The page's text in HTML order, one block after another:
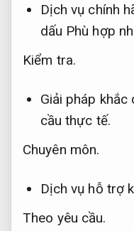
Dịch vụ chính
dấu Phù hợp
Kiểm tra.
Giải pháp khắc
cầu thực tế.
Chuyên môn.
Dịch vụ hỗ trợ
Theo yêu cầu.